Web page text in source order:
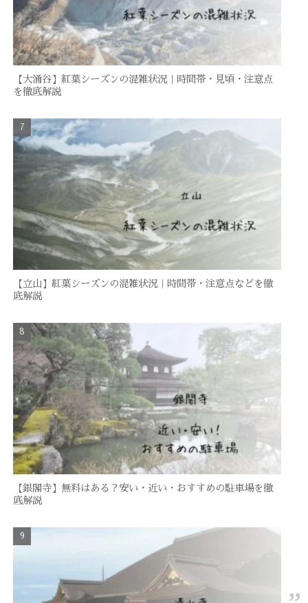
【大涌谷】紅葉シーズンの混雑状況｜時間帯・見頃・注意点
を徹底解説
【立山】紅葉シーズンの混雑状況｜時間帯・注意点などを徹
底解説
【銀閣寺】無料はある？安い・近い・おすすめの駐車場を徹
底解説